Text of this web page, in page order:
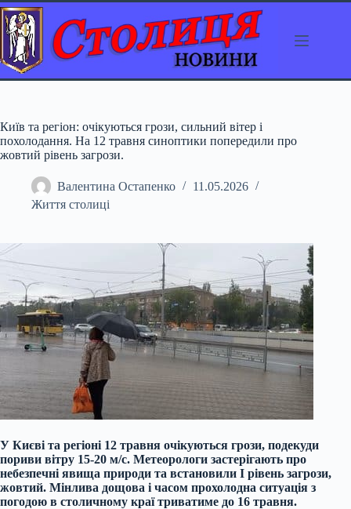
Перейти
до
вмісту
Київ та регіон: очікуються грози, сильний вітер і
похолодання. На 12 травня синоптики попередили про
жовтий рівень загрози.
Валентина Остапенко
11.05.2026
Життя столиці
У Києві та регіоні 12 травня очікуються грози, подекуди
пориви вітру 15-20 м/с. Метеорологи застерігають про
небезпечні явища природи та встановили І рівень загрози,
жовтий. Мінлива дощова і часом прохолодна ситуація з
погодою в столичному краї триватиме до 16 травня.